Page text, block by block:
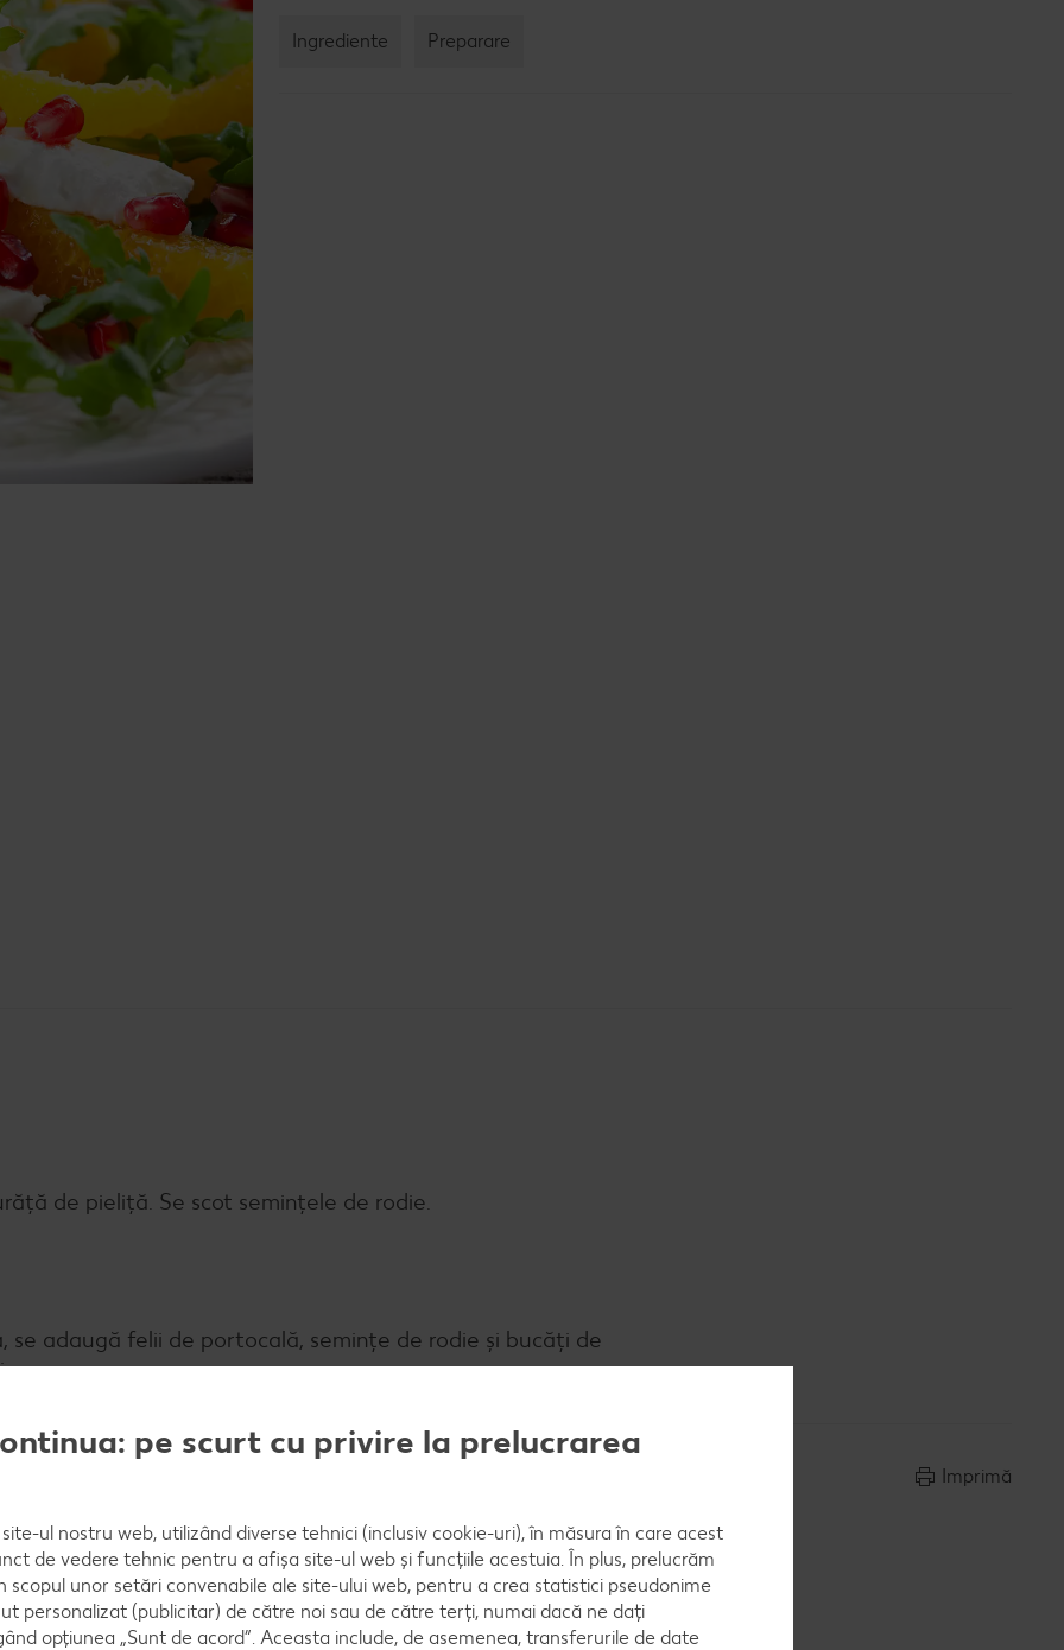
Ingrediente Preparare
de pieliță. Se scot semințele de rodie.
adaugă felii de portocală, semințe de rodie și bucăți de
Imprimă
pe scurt cu privire la prelucrarea
ul nostru web, utilizând diverse tehnici (inclusiv cookie-uri), în măsura în care acest
de vedere tehnic pentru a afișa site-ul web și funcțiile acestuia. În plus, prelucrăm
scopul unor setări convenabile ale site-ului web, pentru a crea statistici pseudonime
personalizat (publicitar) de către noi sau de către terți, numai dacă ne dați
opțiunea „Sunt de acord”. Aceasta include, de asemenea, transferurile de date